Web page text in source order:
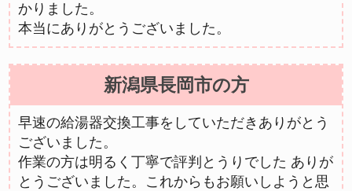
かりました。
本当にありがとうございました。
新潟県長岡市の方
早速の給湯器交換工事をしていただきありがとう
ございました。
作業の方は明るく丁寧で評判とうりでした ありが
とうございました。これからもお願いしようと思